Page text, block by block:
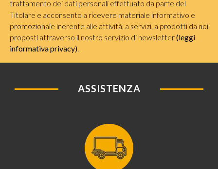
trattamento dei dati personali effettuato da parte del
Titolare e acconsento a ricevere materiale informativo e
promozionale inerente alle attività, a servizi, a prodotti da noi
proposti attraverso il nostro servizio di newsletter(leggi
informativa privacy).
ASSISTENZA